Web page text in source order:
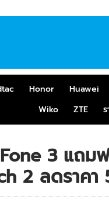
Honor Huawei
Wiko
ZTE
3 แถ
2 ลดราคา